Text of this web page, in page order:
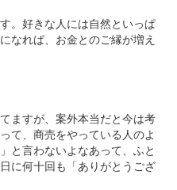
。好きな人には自然といっぱ
なれば、お金とのご縁が増え
ますが、案外本当だと今は考
て、商売をやっている人のよ
と言わないよなあって、ふと
に何十回も「ありがとうござ